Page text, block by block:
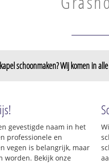
schoonmaken? Wij komen in
gevestigde naam in het
professionele en
vegen is belangrijk, maar
worden. Bekijk onze